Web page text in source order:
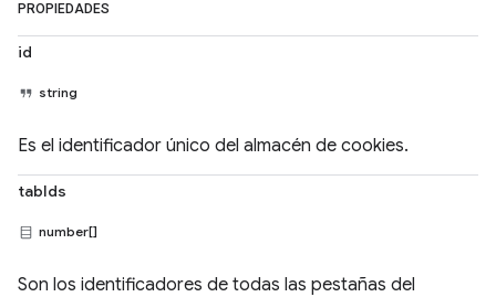
PROPIEDADES
id
string
Es el identificador único del almacén de cookies.
tabIds
number[]
Son los identificadores de todas las pestañas del